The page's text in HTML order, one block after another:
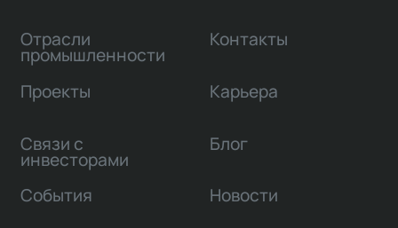
Отрасли
промышленности
Проекты
Связи с
инвесторами
Контакты
Карьера
Блог
События Новости